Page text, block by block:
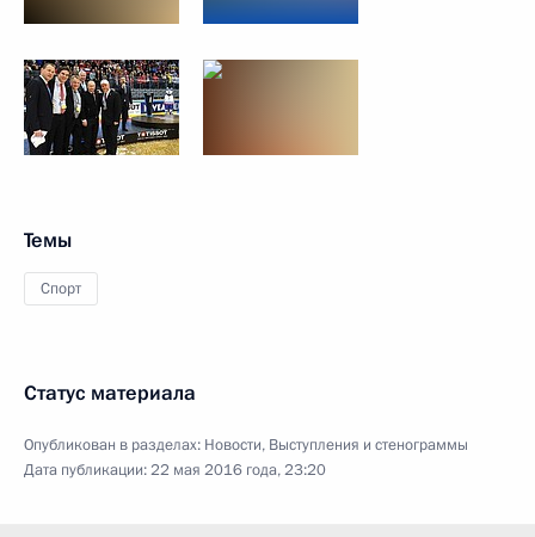
Темы
Спорт
Статус материала
Опубликован в разделах: Новости, Выступления и стенограммы
Дата публикации:22 мая 2016 года, 23:20